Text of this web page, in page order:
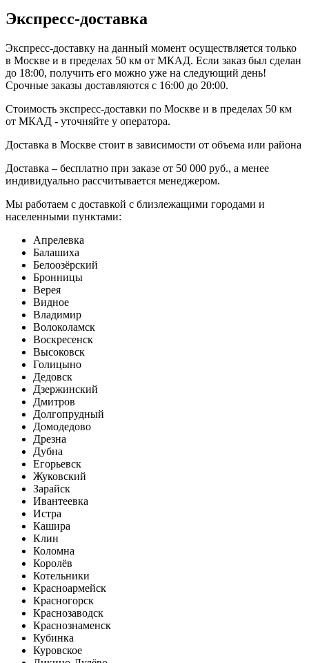
Экспресс-доставка
Экспресс-доставку на данный момент осуществляется только
в Москве и в пределах 50 км от МКАД. Если заказ был сделан
до 18:00, получить его можно уже на следующий день!
Срочные заказы доставляются с 16:00 до 20:00.
Стоимость экспресс-доставки по Москве и в пределах 50 км
от МКАД - уточняйте у оператора.
Доставка в Москве стоит в зависимости от объема или района
Доставка – бесплатно при заказе от 50 000 руб., а менее
индивидуально рассчитывается менеджером.
Мы работаем с доставкой с близлежащими городами и
населенными пунктами:
Апрелевка
Балашиха
Белоозёрский
Бронницы
Верея
Видное
Владимир
Волоколамск
Воскресенск
Высоковск
Голицыно
Дедовск
Дзержинский
Дмитров
Долгопрудный
Домодедово
Дрезна
Дубна
Егорьевск
Жуковский
Зарайск
Ивантеевка
Истра
Кашира
Клин
Коломна
Королёв
Котельники
Красноармейск
Красногорск
Краснозаводск
Краснознаменск
Кубинка
Куровское